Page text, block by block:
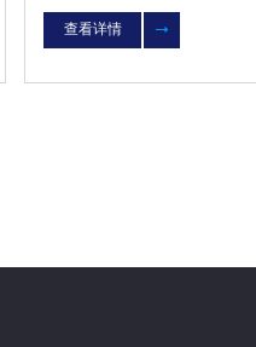
30B大模型，为生成式AI提供
力底座。
查看详情